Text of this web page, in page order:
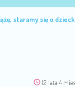
staramy się o
12 lata 4